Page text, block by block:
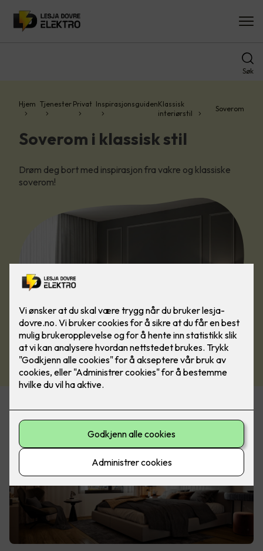
Søk
Hjem Tjenester Privat InspirasjonsguidenKlassisk
interiørstil
Soverom
Soverom i klassisk stil
Drøm deg bort med inspirasjon fra vakre og klassiske
soverom!